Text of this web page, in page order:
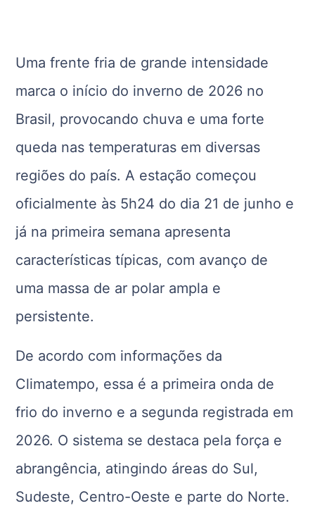
Uma frente fria de grande intensidade
marca o início do inverno de 2026 no
Brasil, provocando chuva e uma forte
queda nas temperaturas em diversas
regiões do país. A estação começou
oficialmente às 5h24 do dia 21 de junho e
já na primeira semana apresenta
características típicas, com avanço de
uma massa de ar polar ampla e
persistente.
De acordo com informações da
Climatempo, essa é a primeira onda de
frio do inverno e a segunda registrada em
2026. O sistema se destaca pela força e
abrangência, atingindo áreas do Sul,
Sudeste, Centro-Oeste e parte do Norte.